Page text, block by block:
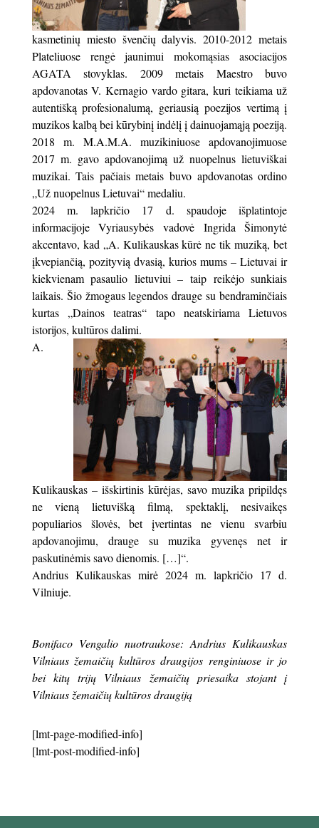
kasmetinių miesto švenčių dalyvis. 2010-2012 metais
Plateliuose rengė jaunimui mokomąsias asociacijos
AGATA stovyklas. 2009 metais Maestro buvo
apdovanotas V. Kernagio vardo gitara, kuri teikiama už
autentišką profesionalumą, geriausią poezijos vertimą į
muzikos kalbą bei kūrybinį indėlį į dainuojamąją poeziją.
2018 m. M.A.M.A. muzikiniuose apdovanojimuose
2017 m. gavo apdovanojimą už nuopelnus lietuviškai
muzikai. Tais pačiais metais buvo apdovanotas ordino
„Už nuopelnus Lietuvai“ medaliu.
2024 m. lapkričio 17 d. spaudoje išplatintoje
informacijoje Vyriausybės vadovė Ingrida Šimonytė
akcentavo, kad „A. Kulikauskas kūrė ne tik muziką, bet
įkvepiančią, pozityvią dvasią, kurios mums – Lietuvai ir
kiekvienam pasaulio lietuviui – taip reikėjo sunkiais
laikais. Šio žmogaus legendos drauge su bendraminčiais
kurtas „Dainos teatras“ tapo neatskiriama Lietuvos
istorijos, kultūrosdalimi.
A.
Kulikauskas – išskirtinis kūrėjas, savo muzika pripildęs
ne vieną lietuvišką filmą, spektaklį, nesivaikęs
populiarios šlovės, bet įvertintas ne vienu svarbiu
apdovanojimu, drauge su muzika gyvenęs net ir
paskutinėmis savo dienomis. […]“.
Andrius Kulikauskas mirė 2024 m. lapkričio 17 d.
Vilniuje.
Bonifaco Vengalio nuotraukose: Andrius Kulikauskas
Vilniaus žemaičių kultūros draugijos renginiuose ir jo
bei kitų trijų Vilniaus žemaičių priesaika stojant į
Vilniaus žemaičių kultūros draugiją
[lmt-page-modified-info]
[lmt-post-modified-info]